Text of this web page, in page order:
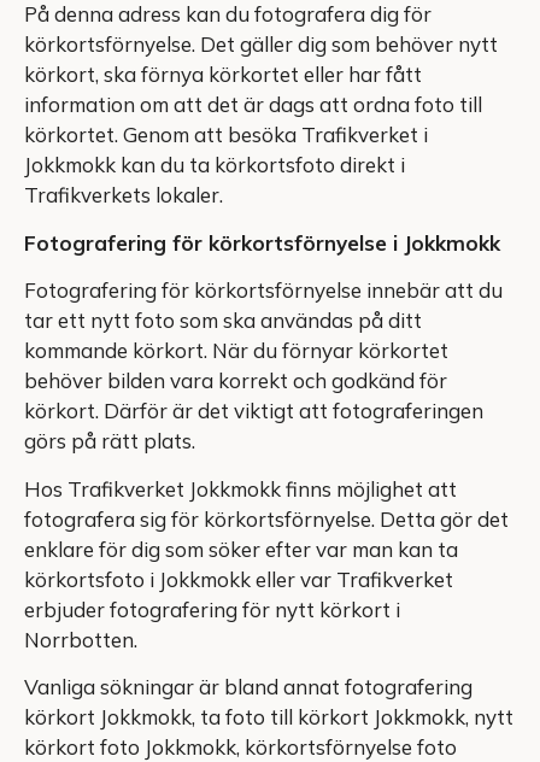
På denna adress kan du fotografera dig för
körkortsförnyelse. Det gäller dig som behöver nytt
körkort, ska förnya körkortet eller har fått
information om att det är dags att ordna foto till
körkortet. Genom att besöka Trafikverket i
Jokkmokk kan du ta körkortsfoto direkt i
Trafikverkets lokaler.
Fotografering för körkortsförnyelse i Jokkmokk
Fotografering för körkortsförnyelse innebär att du
tar ett nytt foto som ska användas på ditt
kommande körkort. När du förnyar körkortet
behöver bilden vara korrekt och godkänd för
körkort. Därför är det viktigt att fotograferingen
görs på rätt plats.
Hos Trafikverket Jokkmokk finns möjlighet att
fotografera sig för körkortsförnyelse. Detta gör det
enklare för dig som söker efter var man kan ta
körkortsfoto i Jokkmokk eller var Trafikverket
erbjuder fotografering för nytt körkort i
Norrbotten.
Vanliga sökningar är bland annat fotografering
körkort Jokkmokk, ta foto till körkort Jokkmokk, nytt
körkort foto Jokkmokk, körkortsförnyelse foto